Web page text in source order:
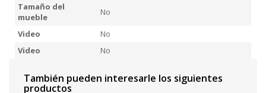
Tamaño del
mueble
No
Video
No
Video
No
También pueden interesarle los siguientes
productos